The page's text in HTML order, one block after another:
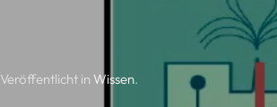
Veröffentlicht in Wissen.